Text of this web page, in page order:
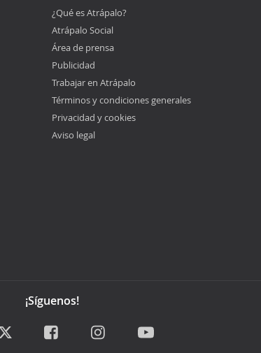
¿Qué es Atrápalo?
Atrápalo Social
Área de prensa
Publicidad
Trabajar en Atrápalo
Términos y condiciones generales
Privacidad y cookies
Aviso legal
¡Síguenos!